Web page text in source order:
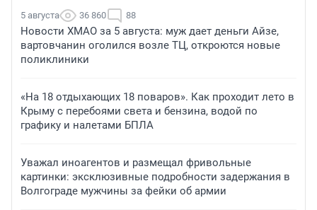
5 августа 36 860 88
Новости ХМАО за 5 августа: муж дает деньги Айзе,
вартовчанин оголился возле ТЦ, откроются новые
поликлиники
«На 18 отдыхающих 18 поваров». Как проходит лето в
Крыму с перебоями света и бензина, водой по
графику и налетами БПЛА
Уважал иноагентов и размещал фривольные
картинки: эксклюзивные подробности задержания в
Волгограде мужчины за фейки об армии